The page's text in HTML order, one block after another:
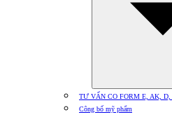
TƯ VẤN CO FORM E, AK,
Công bố mỹ phẩm